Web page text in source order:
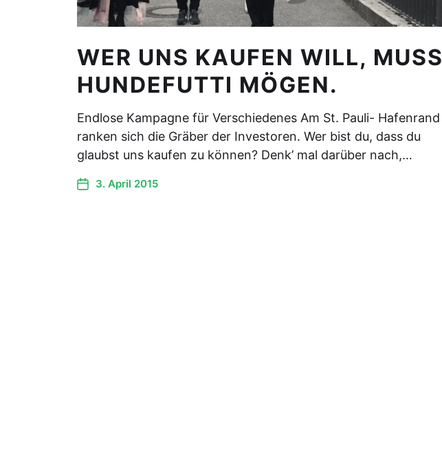
WER UNS KAUFEN WILL, MUSS
HUNDEFUTTI MÖGEN.
Endlose Kampagne für Verschiedenes Am St. Pauli- Hafenrand
ranken sich die Gräber der Investoren. Wer bist du, dass du
glaubst uns kaufen zu können? Denk’ mal darüber nach,…
3. April 2015